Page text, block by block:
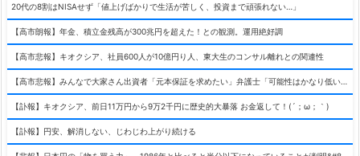
20代の8割はNISAせず「値上げばかりで生活が苦しく、投資まで頑張れない…」
【高市朗報】年金、積立金残高が300兆円を超えた！との観測。運用絶好調
【高市悲報】キオクシア、社員600人が10億円り人、東大生のコンサル離れとの関連性
【訃報】キオクシア、前日11万円から9万2千円に歴史的大暴落 お金返して！(´；ω；｀)
【訃報】円安、解消しない、じわじわ上がり続ける